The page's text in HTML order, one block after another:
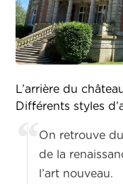
L’arrière du
Différents styles
On retrouve
de la
l’art nouveau.